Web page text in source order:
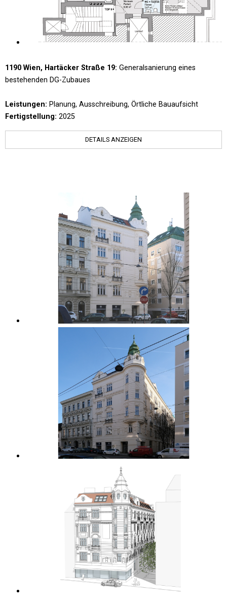
1190 Wien, Hartäcker Straße 19: Generalsanierung eines
bestehenden DG-Zubaues
Leistungen: Planung, Ausschreibung, Örtliche Bauaufsicht
Fertigstellung: 2025
DETAILS ANZEIGEN